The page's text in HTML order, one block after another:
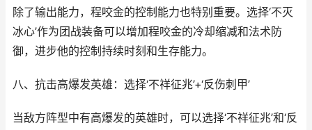
除了输出能力，程咬金的控制能力也特别重要。选择‘不灭
冰心’作为团战装备可以增加程咬金的冷却缩减和法术防
御，进步他的控制持续时刻和生存能力。
八、抗击高爆发英雄：选择‘不祥征兆’+‘反伤刺甲’
当敌方阵型中有高爆发的英雄时，可以选择‘不祥征兆’和‘反